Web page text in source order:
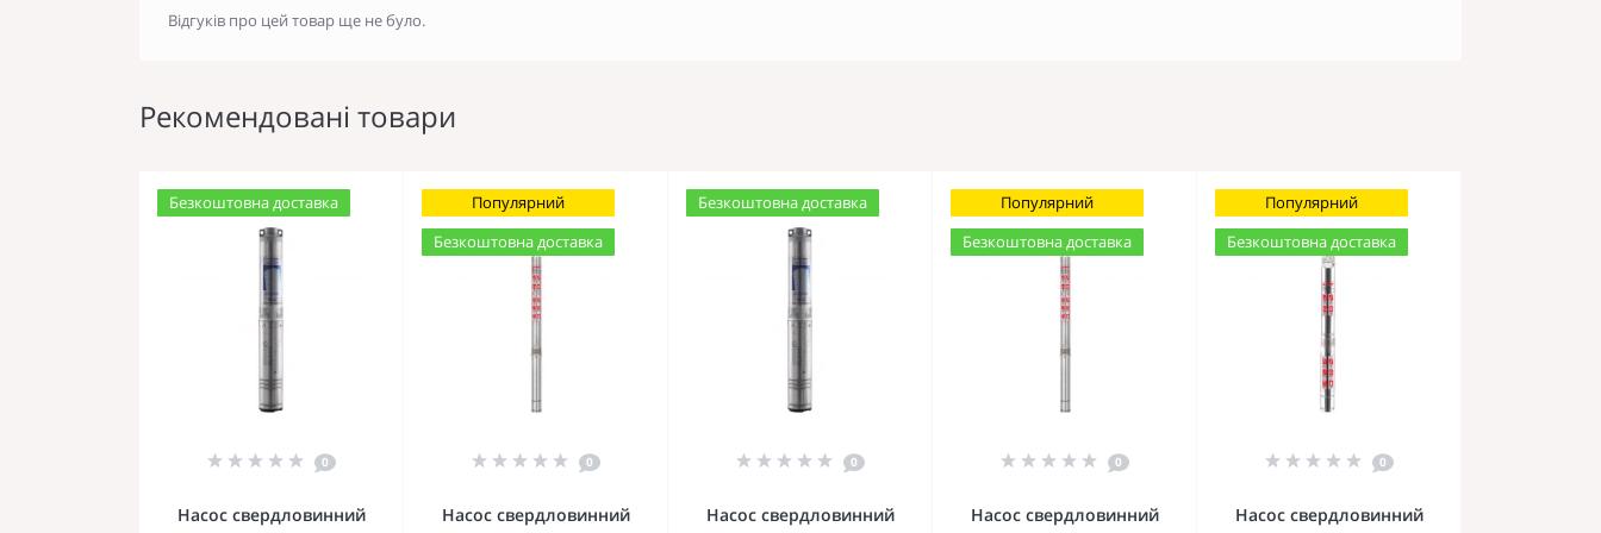
Відгуків про цей товар ще не було.
Рекомендовані товари
Безкоштовна доставка
0
Насос свердловинний
Популярний
Безкоштовна доставка
0
Насос свердловинний
Безкоштовна доставка
0
Насос свердловинний
Популярний
Безкоштовна доставка
0
Насос свердловинний
Популярний
Безкоштовна доставка
0
Насос свердловинний